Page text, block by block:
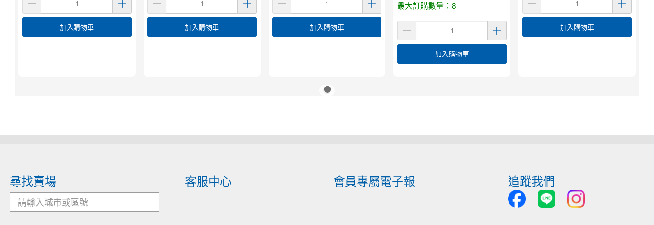
加入購物車 加入購物車 加入購物車
最大訂購數量：8
加入購物車
加入購物車
尋找賣場 客服中心 會員專屬電子報 追蹤我們